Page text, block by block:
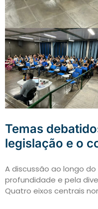
Temas
legislação e o
A discussão ao longo
profundidade e pela
Quatro eixos centrais